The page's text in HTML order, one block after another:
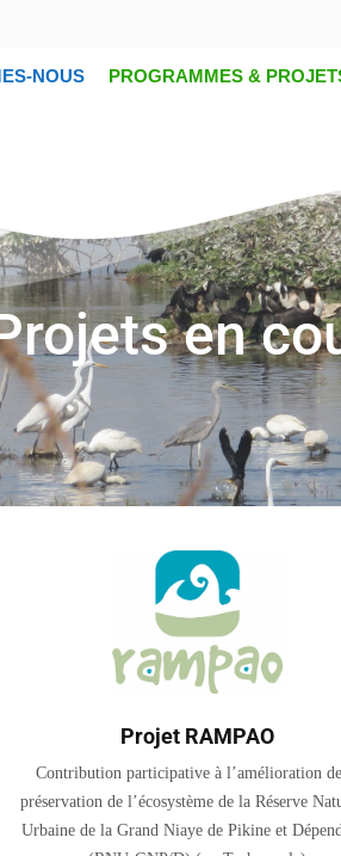
NOUS PROGRAMMES &
en
Projet RAMPAO
Contribution participative à l’amélioration
préservation de l’écosystème de la Réserve
Urbaine de la Grand Niaye de Pikine et